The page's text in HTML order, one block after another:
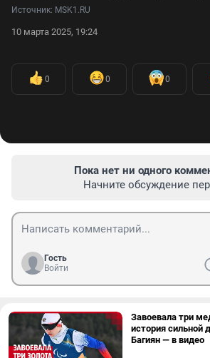
Источник: MSK1.RU
10 марта 2025, 19:24
0 0 0
Пока нет ни одного
Начните обсуждение
Гость
Войти
Завоевала три
история сильной
Багиян — в видео